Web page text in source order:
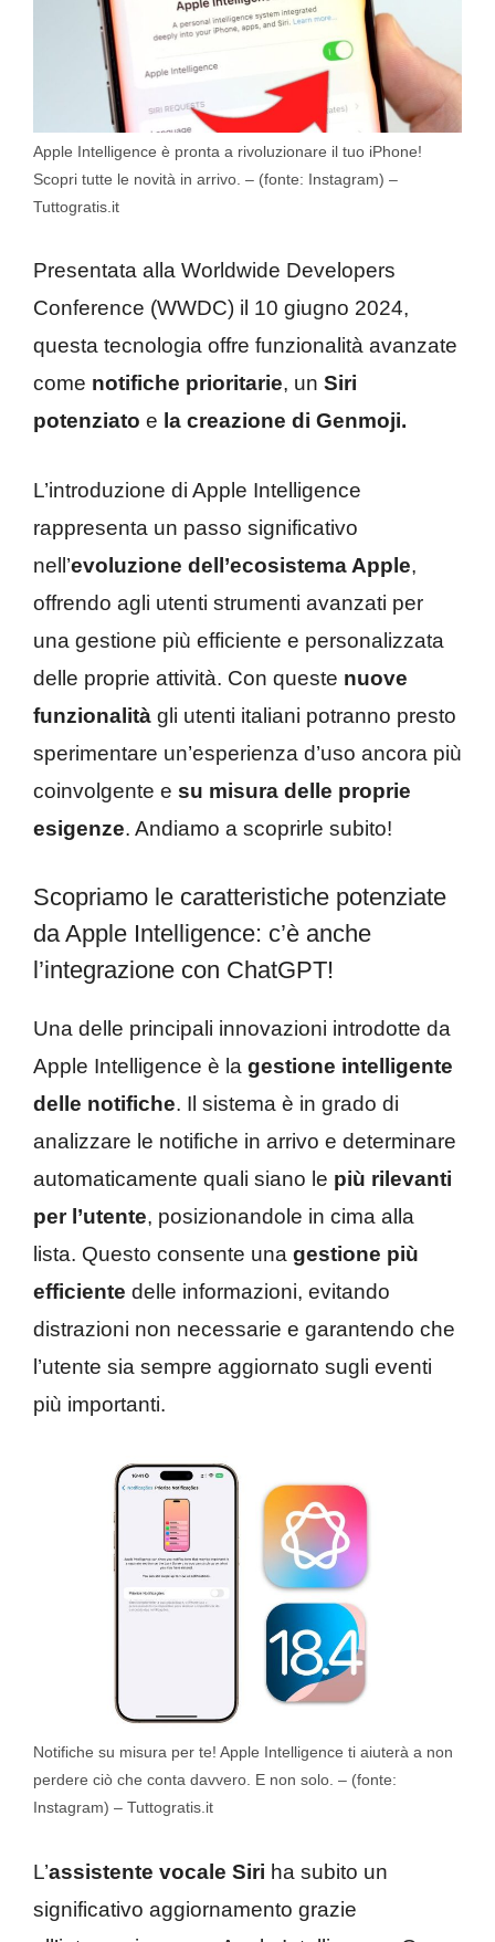
Apple Intelligence è pronta a rivoluzionare il tuo iPhone!
Scopri tutte le novità in arrivo. – (fonte: Instagram) –
Tuttogratis.it
Presentata alla Worldwide Developers
Conference (WWDC) il 10 giugno 2024,
questa tecnologia offre funzionalità avanzate
come notifiche prioritarie, un Siri
potenziato e la creazione di Genmoji.
L’introduzione di Apple Intelligence
rappresenta un passo significativo
nell’evoluzione dell’ecosistema Apple,
offrendo agli utenti strumenti avanzati per
una gestione più efficiente e personalizzata
delle proprie attività. Con queste nuove
funzionalità gli utenti italiani potranno presto
sperimentare un’esperienza d’uso ancora più
coinvolgente e su misura delle proprie
esigenze. Andiamo a scoprirle subito!
Scopriamo le caratteristiche potenziate
da Apple Intelligence: c’è anche
l’integrazione con ChatGPT!
Una delle principali innovazioni introdotte da
Apple Intelligence è la gestione intelligente
delle notifiche. Il sistema è in grado di
analizzare le notifiche in arrivo e determinare
automaticamente quali siano le più rilevanti
per l’utente, posizionandole in cima alla
lista. Questo consente una gestione più
efficiente delle informazioni, evitando
distrazioni non necessarie e garantendo che
l’utente sia sempre aggiornato sugli eventi
più importanti.
Notifiche su misura per te! Apple Intelligence ti aiuterà a non
perdere ciò che conta davvero. E non solo. – (fonte:
Instagram) – Tuttogratis.it
L’assistente vocale Siri ha subito un
significativo aggiornamento grazie